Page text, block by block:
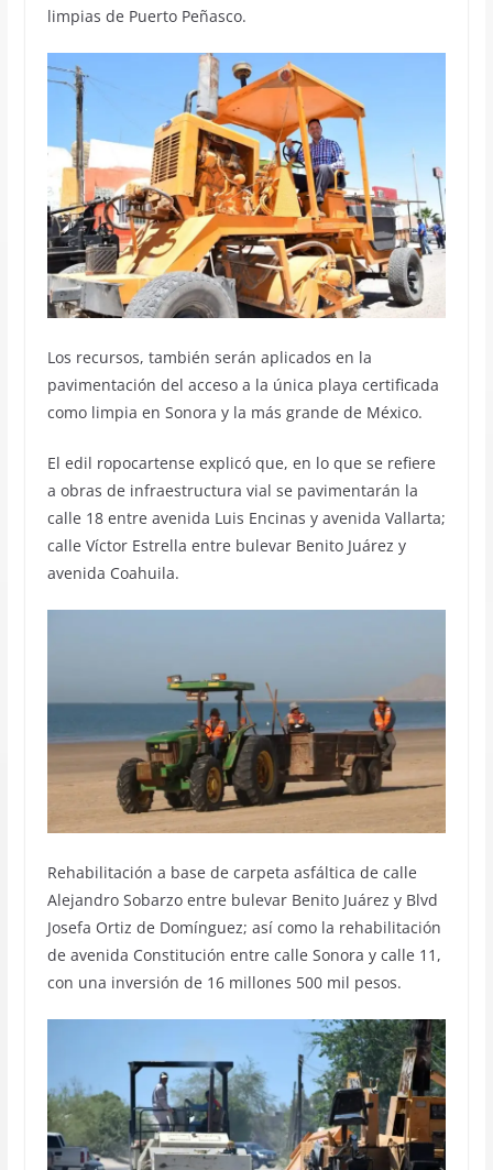
limpias de Puerto Peñasco.
Los recursos, también serán aplicados en la
pavimentación del acceso a la única playa certificada
como limpia en Sonora y la más grande de México.
El edil ropocartense explicó que, en lo que se refiere
a obras de infraestructura vial se pavimentarán la
calle 18 entre avenida Luis Encinas y avenida Vallarta;
calle Víctor Estrella entre bulevar Benito Juárez y
avenida Coahuila.
Rehabilitación a base de carpeta asfáltica de calle
Alejandro Sobarzo entre bulevar Benito Juárez y Blvd
Josefa Ortiz de Domínguez; así como la rehabilitación
de avenida Constitución entre calle Sonora y calle 11,
con una inversión de 16 millones 500 mil pesos.